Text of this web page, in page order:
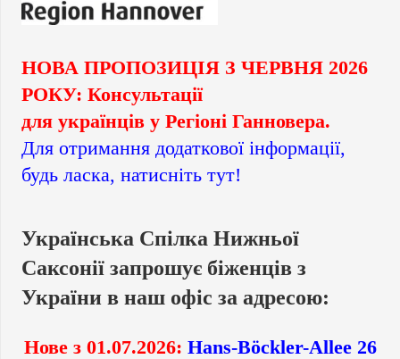
НОВА ПРОПОЗИЦІЯ З ЧЕРВНЯ 2026
РОКУ: Консультації
для українців у Регіоні Ганновера.
Для отримання додаткової інформації,
будь ласка, натисніть тут!
Українська Спілка Нижньої
Саксонії запрошує біженців з
України в наш офіс за адресою:
Нове з 01.07.2026: Hans-Böckler-Allee 26